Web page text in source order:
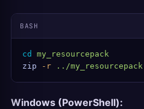
BASH
cd
my_resourcepack
zip -r ../
Windows (PowerShell):